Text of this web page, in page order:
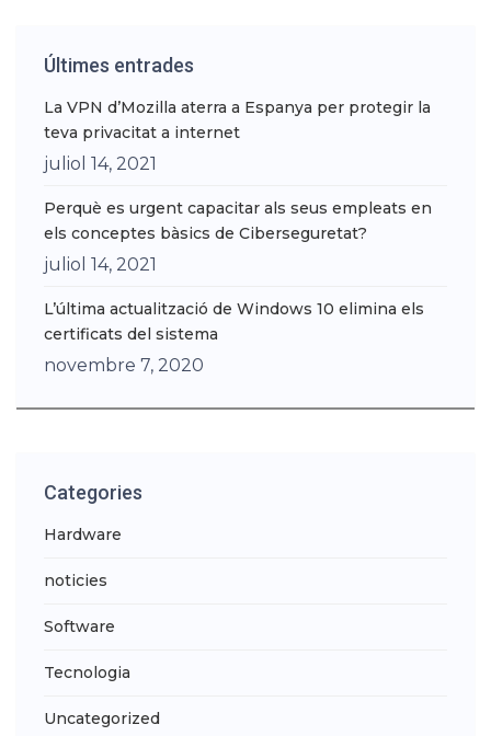
Últimes entrades
La VPN d’Mozilla aterra a Espanya per protegir la
teva privacitat a internet
juliol 14, 2021
Perquè es urgent capacitar als seus empleats en
els conceptes bàsics de Ciberseguretat?
juliol 14, 2021
L’última actualització de Windows 10 elimina els
certificats del sistema
novembre 7, 2020
Categories
Hardware
noticies
Software
Tecnologia
Uncategorized